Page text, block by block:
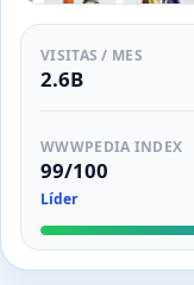
VISITAS / MES
2.6B
WWWPEDIA INDEX
99/100
Líder